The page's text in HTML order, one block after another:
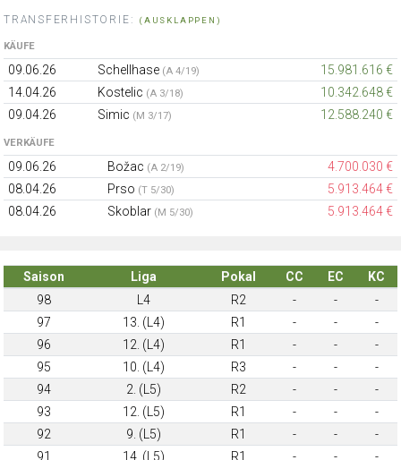
TRANSFERHISTORIE: (AUSKLAPPEN)
KÄUFE
09.06.26 Schellhase (A 4/19)
15.981.616 €
14.04.26
Kostelic (A 3/18)
10.342.648 €
09.04.26
Simic (M 3/17) 12.588.240 €
VERKÄUFE
09.06.26 Božac (A 2/19)
4.700.030 €
08.04.26
Prso (T 5/30)
5.913.464 €
08.04.26
Skoblar (M 5/30) 5.913.464 €
Saison Liga Pokal CC EC
KC
98
L4 R2 - -
-
97
13. (L4) R1 - -
-
96
12. (L4) R1 - -
-
95
10. (L4) R3 - -
-
94
2. (L5) R2 - -
-
93
12. (L5) R1 - -
-
92
9. (L5) R1 - -
-
91
14. (L5) R1 - - -